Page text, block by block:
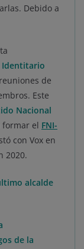
Debido a
Identitario
de
Este
Nacional
formar el FNI-
con Vox en
2020.
alcalde
de la